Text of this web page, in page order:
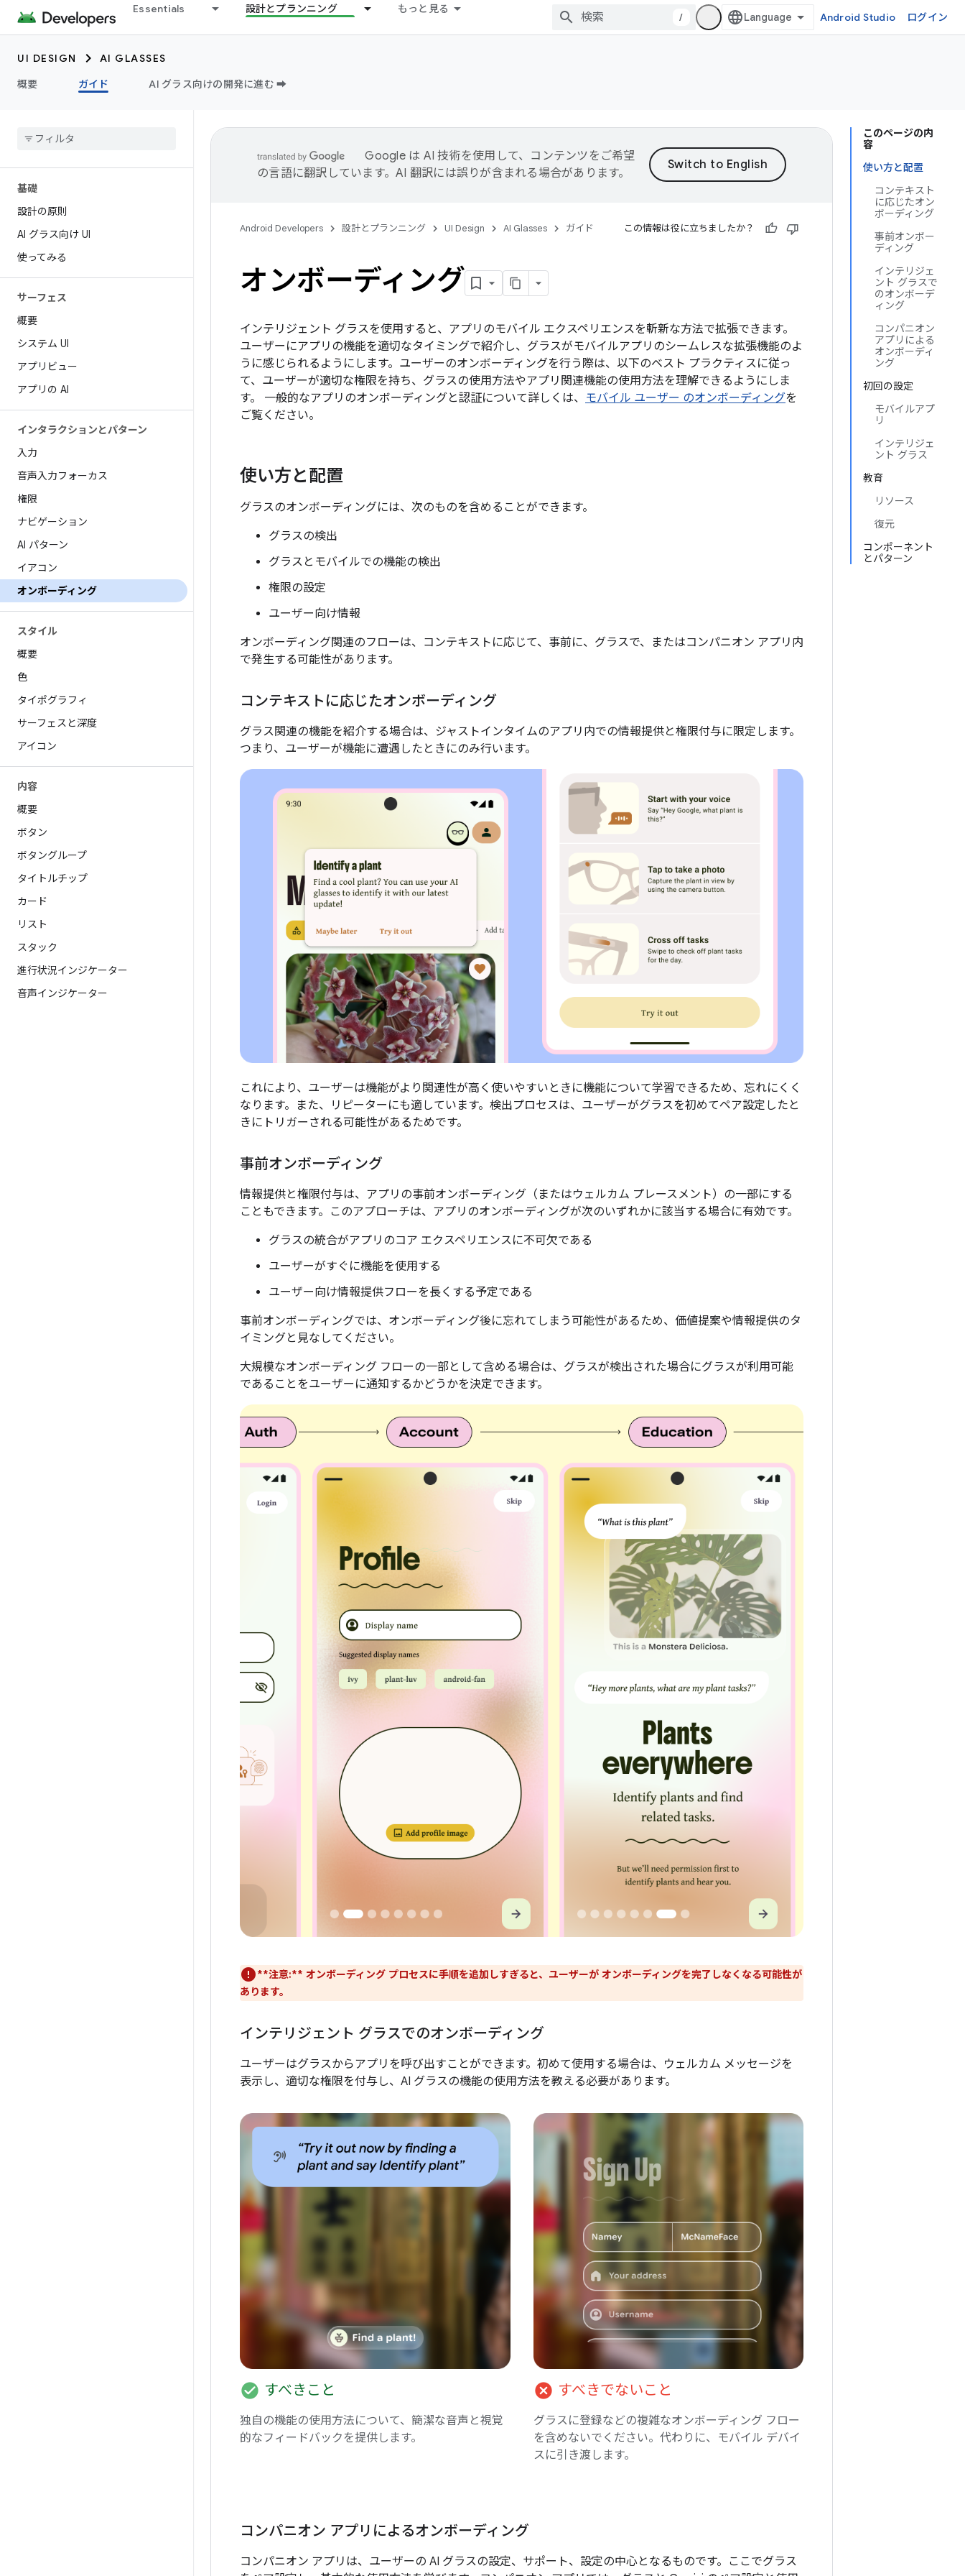
Essentials 設計とプランニング もっと見る
/ Android Studio ログイン
UI DESIGN
AI GLASSES
概要
ガイド AI グラス向けの開発に進む ➡️
基礎
設計の原則
AI グラス向け UI
使ってみる
サーフェス
概要
システム UI
アプリビュー
アプリの AI
インタラクションとパターン
入力
音声入力フォーカス
権限
ナビゲーション
AI パターン
イアコン
オンボーディング
スタイル
概要
色
タイポグラフィ
サーフェスと深度
アイコン
内容
概要
ボタン
ボタングループ
タイトルチップ
カード
リスト
スタック
進行状況インジケーター
音声インジケーター
このページの内
容
使い方と配置
コンテキスト
に応じたオン
ボーディング
事前オンボー
ディング
インテリジェ
ント グラスで
のオンボーデ
ィング
コンパニオン
アプリによる
オンボーディ
ング
初回の設定
モバイルアプ
リ
インテリジェ
ント グラス
教育
リソース
復元
コンポーネント
とパターン
Google は AI 技術を使用して、コンテンツをご希望
の言語に翻訳しています。AI 翻訳には誤りが含まれる場合があります。
Android Developers 設計とプランニング UI Design AI Glasses ガイド この情報は役に立ちましたか？
オンボーディング
インテリジェント グラスを使用すると、アプリのモバイル エクスペリエンスを斬新な方法で拡張できます。
ユーザーにアプリの機能を適切なタイミングで紹介し、グラスがモバイルアプリのシームレスな拡張機能のよ
うに感じられるようにします。ユーザーのオンボーディングを行う際は、以下のベスト プラクティスに従っ
て、ユーザーが適切な権限を持ち、グラスの使用方法やアプリ関連機能の使用方法を理解できるようにしま
す。 一般的なアプリのオンボーディングと認証について詳しくは、 モバイル ユーザー のオンボーディングを
ご覧ください。
使い方と配置
グラスのオンボーディングには、次のものを含めることができます。
グラスの検出
グラスとモバイルでの機能の検出
権限の設定
ユーザー向け情報
オンボーディング関連のフローは、コンテキストに応じて、事前に、グラスで、またはコンパニオン アプリ内
で発生する可能性があります。
コンテキストに応じたオンボーディング
グラス関連の機能を紹介する場合は、ジャストインタイムのアプリ内での情報提供と権限付与に限定します。
つまり、ユーザーが機能に遭遇したときにのみ行います。
これにより、ユーザーは機能がより関連性が高く使いやすいときに機能について学習できるため、忘れにくく
なります。また、リピーターにも適しています。検出プロセスは、ユーザーがグラスを初めてペア設定したと
きにトリガーされる可能性があるためです。
事前オンボーディング
情報提供と権限付与は、アプリの事前オンボーディング（またはウェルカム プレースメント）の一部にする
こともできます。このアプローチは、アプリのオンボーディングが次のいずれかに該当する場合に有効です。
グラスの統合がアプリのコア エクスペリエンスに不可欠である
ユーザーがすぐに機能を使用する
ユーザー向け情報提供フローを長くする予定である
事前オンボーディングでは、オンボーディング後に忘れてしまう可能性があるため、価値提案や情報提供のタ
イミングと見なしてください。
大規模なオンボーディング フローの一部として含める場合は、グラスが検出された場合にグラスが利用可能
であることをユーザーに通知するかどうかを決定できます。
**注意:** オンボーディング プロセスに手順を追加しすぎると、ユーザーが オンボーディングを完了しなくなる可能性が
あります。
インテリジェント グラスでのオンボーディング
ユーザーはグラスからアプリを呼び出すことができます。初めて使用する場合は、ウェルカム メッセージを
表示し、適切な権限を付与し、AI グラスの機能の使用方法を教える必要があります。
check_circle すべきこと
独自の機能の使用方法について、簡潔な音声と視覚
的なフィードバックを提供します。
cancel すべきでないこと
グラスに登録などの複雑なオンボーディング フロー
を含めないでください。代わりに、モバイル デバイ
スに引き渡します。
コンパニオン アプリによるオンボーディング
コンパニオン アプリは、ユーザーの AI グラスの設定、サポート、設定の中心となるものです。ここでグラス